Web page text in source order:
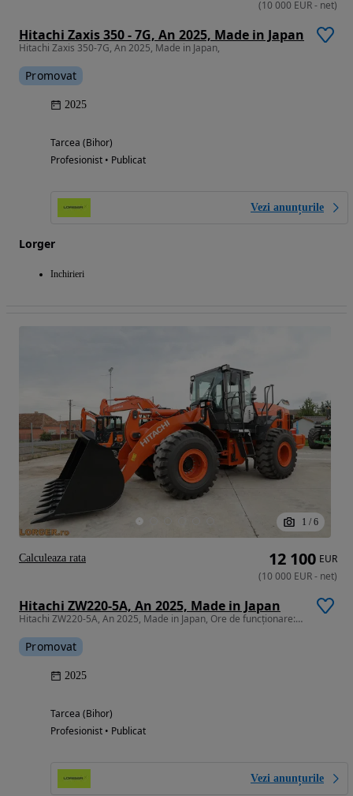
Hitachi Zaxis 350 - 7G, An 2025, Made in Japan
Hitachi Zaxis 350-7G, An 2025, Made in Japan,
Promovat
2025
Tarcea (Bihor)
Profesionist • Publicat
Vezi anunțurile
Lorger
Inchirieri
(10 000 EUR- net)
1 / 6
Hitachi ZW220-5A, An 2025, Made in Japan
Hitachi ZW220-5A, An 2025, Made in Japan, Ore de funcționare: Sub 30
Promovat
2025
Tarcea (Bihor)
Profesionist • Publicat
Vezi anunțurile
12 100 EUR
(10 000 EUR- net)
Calculeaza rata